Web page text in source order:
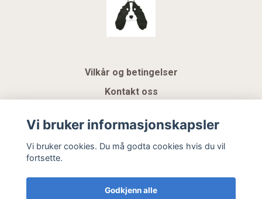
Vilkår og betingelser
Kontakt oss
Gavekort
Vi bruker informasjonskapsler
Vi bruker cookies. Du må godta cookies hvis du vil
fortsette.
Godkjenn alle